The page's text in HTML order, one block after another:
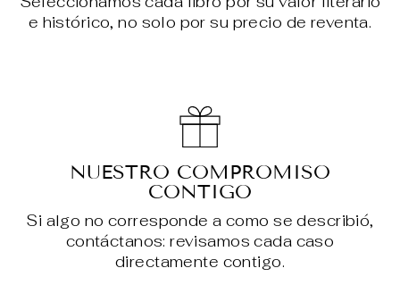
e histórico, no solo por su precio de reventa.
NUESTRO COMPROMISO
CONTIGO
Si algo no corresponde a como se describió,
contáctanos: revisamos cada caso
directamente contigo.